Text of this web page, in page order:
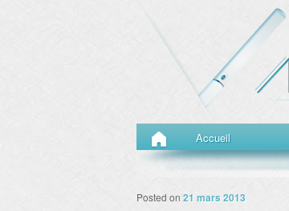
Menu principal
Aller au contenu principal
Aller au contenu secondaire
Accueil
Posted on 21 mars 2013